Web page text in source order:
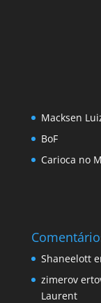
Macksen
BoF
Carioca no
Shaneelott
zimerov
Laurent